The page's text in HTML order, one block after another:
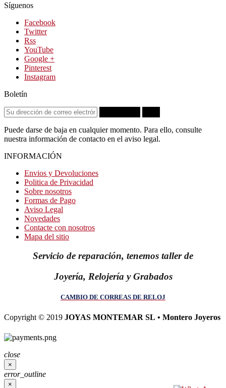
Síguenos
Facebook
Twitter
Rss
YouTube
Google +
Pinterest
Instagram
Boletín
Puede darse de baja en cualquier momento. Para ello, consulte
nuestra información de contacto en el aviso legal.
INFORMACIÓN
Envios y Devoluciones
Politica de Privacidad
Sobre nosotros
Formas de Pago
Aviso Legal
Novedades
Contacte con nosotros
Mapa del sitio
Servicio de reparación, tenemos taller de
Joyería, Relojería y Grabados
CAMBIO DE CORREAS DE RELOJ
Copyright © 2019 JOYAS MONTEMAR SL • Montero Joyeros
close
×
error_outline
×